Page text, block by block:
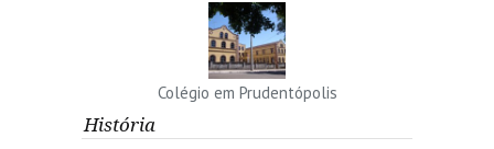
Colégio em Prudentópolis
História